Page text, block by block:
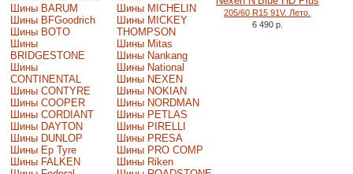
Шины BARUM
Шины BFGoodrich
Шины BOTO
Шины
BRIDGESTONE
Шины
CONTINENTAL
Шины CONTYRE
Шины COOPER
Шины CORDIANT
Шины DAYTON
Шины DUNLOP
Шины Ep Tyre
Шины FALKEN
Шины MICHELIN
Шины MICKEY
THOMPSON
Шины Mitas
Шины Nankang
Шины National
Шины NEXEN
Шины NOKIAN
Шины NORDMAN
Шины PETLAS
Шины PIRELLI
Шины PRESA
Шины PRO COMP
Шины Riken
205/60 R15 91V. Лето.
6 490 р.